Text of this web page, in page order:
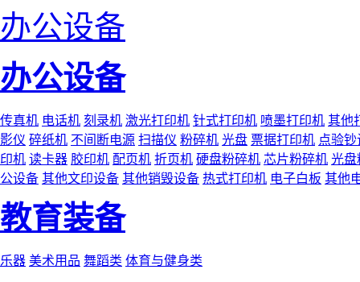
办公设备
办公设备
传真机 电话机 刻录机 激光打印机 针式打印机 喷墨打印机 其他
影仪 碎纸机 不间断电源 扫描仪 粉碎机 光盘 票据打印机 点验钞
印机 读卡器 胶印机 配页机 折页机 硬盘粉碎机 芯片粉碎机 光盘
公设备 其他文印设备 其他销毁设备 热式打印机 电子白板 其他
教育装备
乐器 美术用品 舞蹈类 体育与健身类